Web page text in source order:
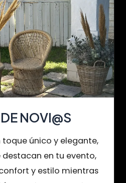
NOVI@S
toque único y elegante,
destacan en tu evento,
y estilo mientras